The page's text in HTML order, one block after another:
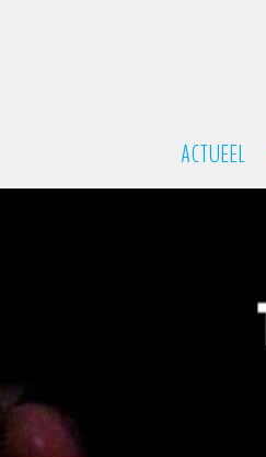
ACTUEEL